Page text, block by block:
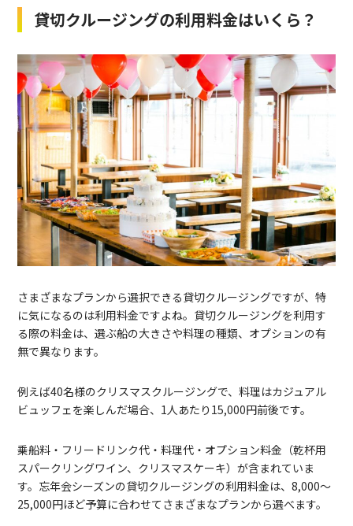
貸切クルージングの利用料金はいくら？
さまざまなプランから選択できる貸切クルージングですが、特
に気になるのは利用料金ですよね。貸切クルージングを利用す
る際の料金は、選ぶ船の大きさや料理の種類、オプションの有
無で異なります。
例えば40名様のクリスマスクルージングで、料理はカジュアル
ビュッフェを楽しんだ場合、1人あたり15,000円前後です。
乗船料・フリードリンク代・料理代・オプション料金（乾杯用
スパークリングワイン、クリスマスケーキ）が含まれていま
す。忘年会シーズンの貸切クルージングの利用料金は、8,000〜
25,000円ほど予算に合わせてさまざまなプランから選べます。